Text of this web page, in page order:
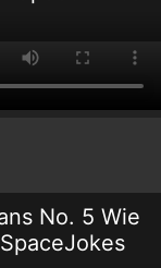
No. 5 Wie